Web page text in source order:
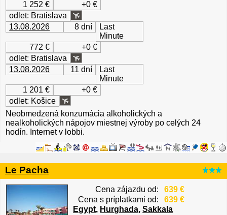
1 252 €
+0 €
odlet: Bratislava
13.08.2026
8 dní
Last
Minute
772 €
+0 €
odlet: Bratislava
13.08.2026
11 dní
Last
Minute
1 201 €
+0 €
odlet: Košice
Neobmedzená konzumácia alkoholických a
nealkoholických nápojov miestnej výroby po celých 24
hodín. Internet v lobbi.
Le Pacha
Cena zájazdu od:
639 €
Cena s príplatkami od:
639 €
Egypt, Hurghada,Sakkala